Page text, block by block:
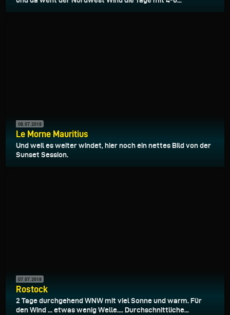
08.07.2018
Le Morne Mauritius
Und weil es weiter windet, hier noch ein nettes Bild von der
Sunset Session.
07.07.2018
Rostock
2 Tage durchgehend WNW mit viel Sonne und warm. Für
den Wind ... etwas wenig Welle.... Durchschnittliche...